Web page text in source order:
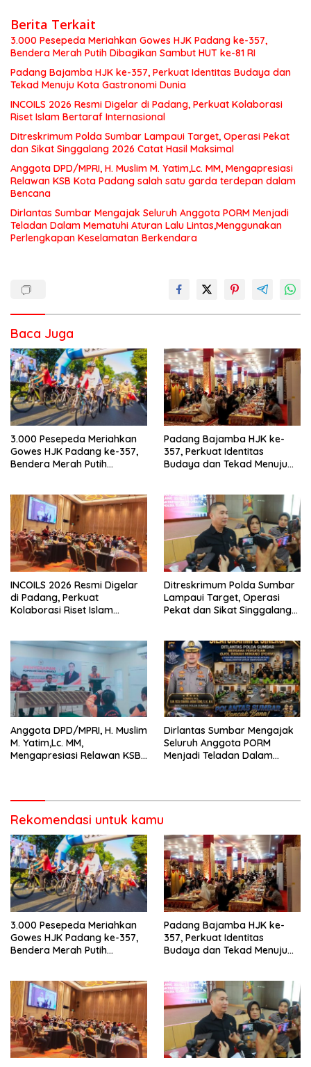
Berita Terkait
3.000 Pesepeda Meriahkan Gowes HJK Padang ke-357,
Bendera Merah Putih Dibagikan Sambut HUT ke-81 RI
Padang Bajamba HJK ke-357, Perkuat Identitas Budaya dan
Tekad Menuju Kota Gastronomi Dunia
INCOILS 2026 Resmi Digelar di Padang, Perkuat Kolaborasi
Riset Islam Bertaraf Internasional
Ditreskrimum Polda Sumbar Lampaui Target, Operasi Pekat
dan Sikat Singgalang 2026 Catat Hasil Maksimal
Anggota DPD/MPRI, H. Muslim M. Yatim,Lc. MM, Mengapresiasi
Relawan KSB Kota Padang salah satu garda terdepan dalam
Bencana
Dirlantas Sumbar Mengajak Seluruh Anggota PORM Menjadi
Teladan Dalam Mematuhi Aturan Lalu Lintas,Menggunakan
Perlengkapan Keselamatan Berkendara
Baca Juga
3.000 Pesepeda Meriahkan
Gowes HJK Padang ke-357,
Bendera Merah Putih
Padang Bajamba HJK ke-
357, Perkuat Identitas
Budaya dan Tekad Menuju
INCOILS 2026 Resmi Digelar
di Padang, Perkuat
Kolaborasi Riset Islam
Ditreskrimum Polda Sumbar
Lampaui Target, Operasi
Pekat dan Sikat Singgalang
Anggota DPD/MPRI, H. Muslim
M. Yatim,Lc. MM,
Mengapresiasi Relawan KSB
Dirlantas Sumbar Mengajak
Seluruh Anggota PORM
Menjadi Teladan Dalam
Rekomendasi untuk kamu
3.000 Pesepeda Meriahkan
Gowes HJK Padang ke-357,
Bendera Merah Putih
Padang Bajamba HJK ke-
357, Perkuat Identitas
Budaya dan Tekad Menuju